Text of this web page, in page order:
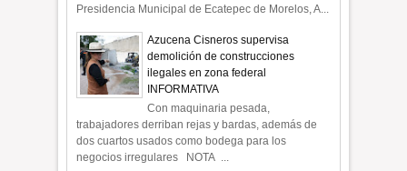
Presidencia Municipal de Ecatepec de Morelos, A...
Azucena Cisneros supervisa
demolición de construcciones
ilegales en zona federal
INFORMATIVA
Con maquinaria pesada,
trabajadores derriban rejas y bardas, además de
dos cuartos usados como bodega para los
negocios irregulares NOTA ...